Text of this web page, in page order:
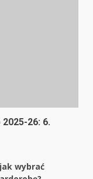
26: 6.
wybrać